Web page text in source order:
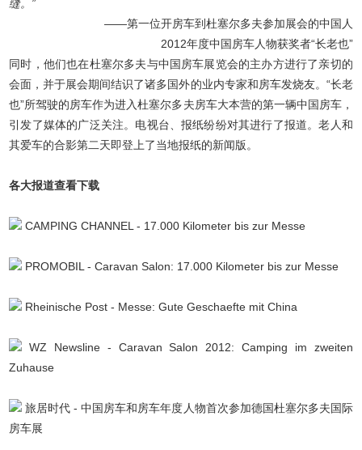
缝。”
——第一位开房车到杜塞尔多夫参加展会的中国人
2012年度中国房车人物获奖者“长老也”
同时，他们也在杜塞尔多夫与中国房车展览会的主办方进行了亲切的
会面，并于展会期间结识了诸多国外的业内专家和房车发烧友。“长老
也”所驾驶的房车作为进入杜塞尔多夫房车大本营的第一辆中国房车，
引发了媒体的广泛关注。电视台、报纸纷纷对其进行了报道。老人和
其爱车的合影第二天即登上了当地报纸的新闻版。
各大报道查看下载
CAMPING CHANNEL - 17.000 Kilometer bis zur Messe
PROMOBIL - Caravan Salon: 17.000 Kilometer bis zur Messe
Rheinische Post - Messe: Gute Geschaefte mit China
WZ Newsline - Caravan Salon 2012: Camping im zweiten
Zuhause
旅居时代 - 中国房车和房车年度人物首次参加德国杜塞尔多夫国际
房车展